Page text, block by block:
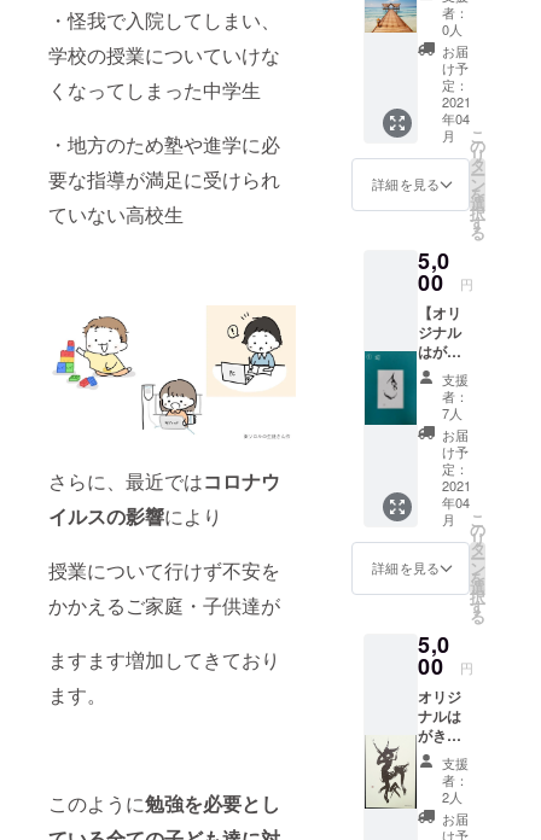
・怪我で入院してしまい、
学校の授業についていけな
くなってしまった中学生
・地方のため塾や進学に必
要な指導が満足に受けられ
ていない高校生
さらに、最近ではコロナウ
イルスの影響により
授業について行けず不安を
かかえるご家庭・子供達が
ますます増加してきており
ます。
このように勉強を必要とし
ださ
い。 ※
領収書
の発行
をご希
望され
る方
は、そ
の旨ご
記載く
時、必
ず備考
希望の
お名前
をご記
入くだ
さい。
感謝の
メッ
セージ
動画を
お届け
しま
す！ ・
お1人お
1人へお
礼の
しま
す！ ■
注意 ・
クラウ
ドファ
ンディ
ング終
了後、
登録し
ていた
だいて
いる
メール
アドレ
スにお
送りし
ます。
礼メー
ル等不
合はお
手数で
はござ
います
が、そ
の旨ご
記載く
せん
か？】
私たち
がお手
紙を代
筆し、
お届け
いたし
ます。
■内容
ご支援
者様の
な人】
に私た
ちが代
わって
お手紙
を書か
せてい
ただき
ます！
ご支援
者様へ
お礼の
メール
■詳細
・コロ
ナで会
えてい
紙だけ
でも届
けた
い。 ・
出そう
と思っ
ていた
手紙が
仕事が
忙しく
者：
0人
お届
け予
定：
2021
年04
月
詳細を見る
こ
の
リ
タ
ー
ン
を
選
択
す
る
5,0
00 円
【オリ
ジナル
はがき1
枚】
【お礼
のメッ
セージ
動画・
お礼
メー
ル】 ■
内容 オ
リジナ
ルはが
き1枚を
お送り
ます。
ご支援
者様へ
お礼の
メール
■詳細
・オリ
ジナル
はがき
につき
まして
支援
者：
7人
お届
け予
定：
2021
年04
月
詳細を見る
こ
の
リ
タ
ー
ン
を
選
択
す
る
5,0
00 円
オリジ
ナルは
がきに
てお届
け！
【大切
な人へ
手紙を
支援
者：
2人
お届
け予